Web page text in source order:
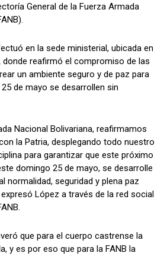
General de la Fuerza Armada
en la sede ministerial, ubicada en
donde reafirmó el compromiso de las
un ambiente seguro y de paz para
de mayo se desarrollen sin
Nacional Bolivariana, reafirmamos
la Patria, desplegando todo nuestro
para garantizar que este próximo
domingo 25 de mayo, se desarrolle
normalidad, seguridad y plena paz
expresó López a través de la red social
que para el cuerpo castrense la
y es por eso que para la FANB la